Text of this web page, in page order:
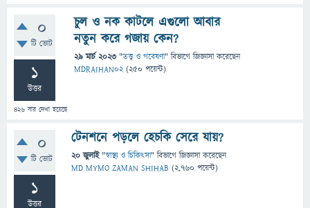
0
টি ভোট
1
উত্তর
426 বার দেখা হয়েছে
চুল ও নক কাটলে এগুলো আবার
নতুন করে গজায় কেন?
29 মার্চ 2023 "তত্ত্ব ও গবেষণা" বিভাগে জিজ্ঞাসাকরেছেন
MDRAIHAN02 (250 পয়েন্ট)
0
টি ভোট
1
উত্তর
টেনশনে পড়লে হেচকি সেরে যায়?
20 জুলাই "স্বাস্থ্য ও চিকিৎসা" বিভাগে জিজ্ঞাসাকরেছেন
MD MYMO ZAMAN SHIHAB (2,760 পয়েন্ট)